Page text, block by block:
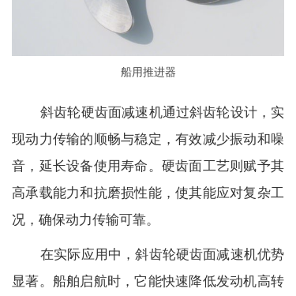
船用推进器
斜齿轮硬齿面减速机通过斜齿轮设计，实
现动力传输的顺畅与稳定，有效减少振动和噪
音，延长设备使用寿命。硬齿面工艺则赋予其
高承载能力和抗磨损性能，使其能应对复杂工
况，确保动力传输可靠。
在实际应用中，斜齿轮硬齿面减速机优势
显著。船舶启航时，它能快速降低发动机高转